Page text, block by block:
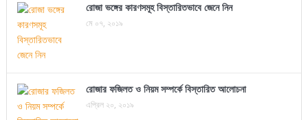
রোজা ভঙ্গের কারণসমূহ বিস্তারিতভাবে জেনে নিন
মে ০৭, ২০১৯
রোজার ফজিলত ও নিয়ম সম্পর্কে বিস্তারিত আলোচনা
এপ্রিল ২০, ২০১৯